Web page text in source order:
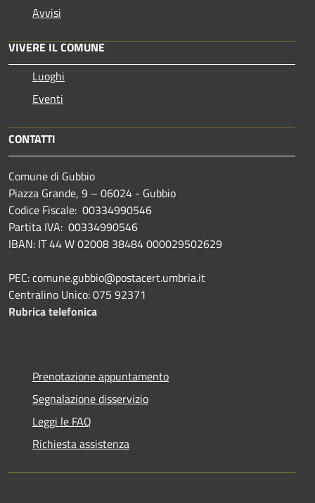
Avvisi
VIVERE IL COMUNE
Luoghi
Eventi
CONTATTI
Comune di Gubbio
Piazza Grande, 9 – 06024 - Gubbio
Codice Fiscale: 00334990546
Partita IVA: 00334990546
IBAN: IT 44 W 02008 38484 000029502629
PEC: comune.gubbio@postacert.umbria.it
Centralino Unico: 075 92371
Rubrica telefonica
Prenotazione appuntamento
Segnalazione disservizio
Leggi le FAQ
Richiesta assistenza